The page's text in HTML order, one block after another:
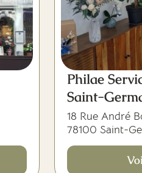
Philae
Saint-
18 Rue André
78100 Saint-